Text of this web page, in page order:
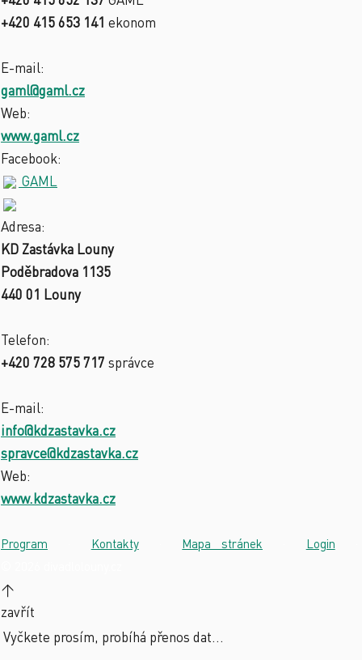
+420 415 653 141 ekonom
E-mail:
gaml@gaml.cz
Web:
www.gaml.cz
Facebook:
GAML
Adresa:
KD Zastávka Louny
Poděbradova 1135
440 01 Louny
Telefon:
+420 728 575 717 správce
E-mail:
info@kdzastavka.cz
spravce@kdzastavka.cz
Web:
www.kdzastavka.cz
Program Kontakty· Mapa stránek Login
↑
zavřít
Vyčkete prosím, probíhá přenos dat...